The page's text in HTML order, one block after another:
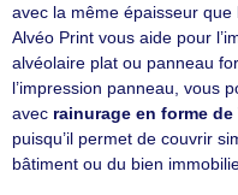
avec la même épaisseur que
Alvéo Print vous aide pour
alvéolaire plat ou panneau
l’impression panneau, vous
avec rainurage en forme de
puisqu’il permet de couvrir
bâtiment ou du bien